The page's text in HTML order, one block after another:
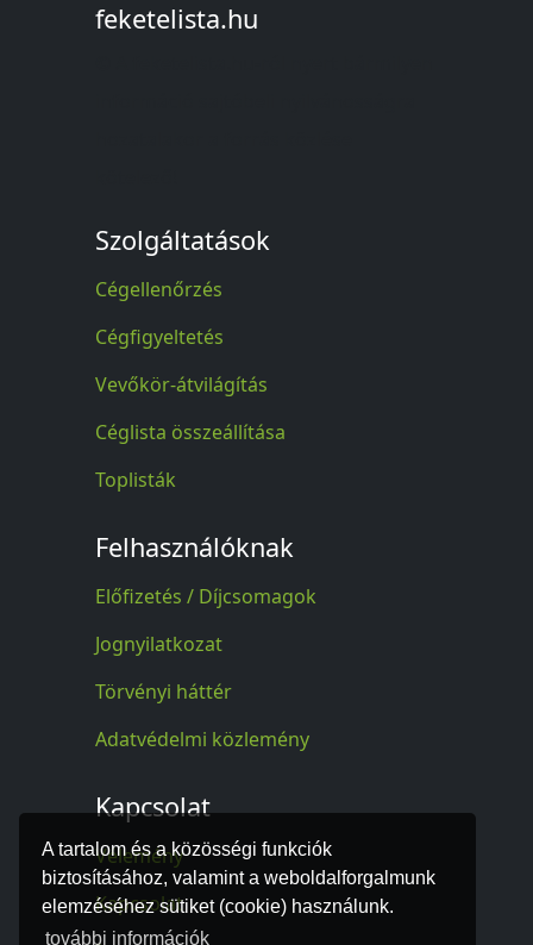
A tartalom és a közösségi funkciók
biztosításához, valamint a weboldalforgalmunk
elemzéséhez sütiket (cookie) használunk.
további információk
feketelista.hu
Szolgáltatások
Cégellenőrzés
Cégfigyeltetés
Vevőkör-átvilágítás
Céglista összeállítása
Toplisták
Felhasználóknak
Előfizetés / Díjcsomagok
Jognyilatkozat
Törvényi háttér
Adatvédelmi közlemény
Kapcsolat
Vélemény
Kapcsolat